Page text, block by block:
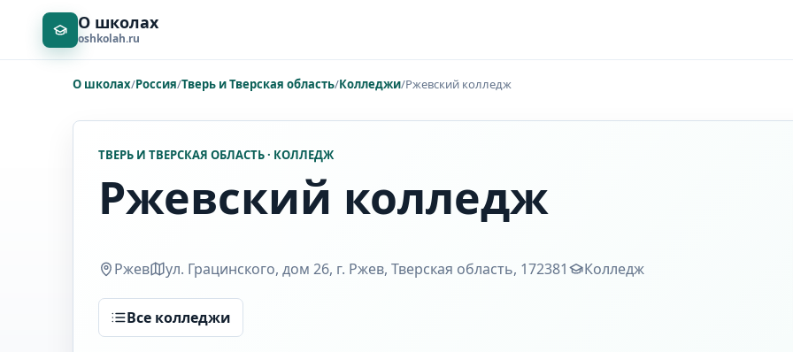
О школах
oshkolah.ru
О школах/Россия/Тверь и Тверская область/Колледжи/Ржевский колледж
ТВЕРЬ И ТВЕРСКАЯ ОБЛАСТЬ · КОЛЛЕДЖ
Ржевский колледж
Ржев ул. Грацинского, дом 26, г. Ржев, Тверская область, 172381 Колледж
Все колледжи